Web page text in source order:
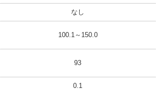
なし
100.1～150.0
93
0.1